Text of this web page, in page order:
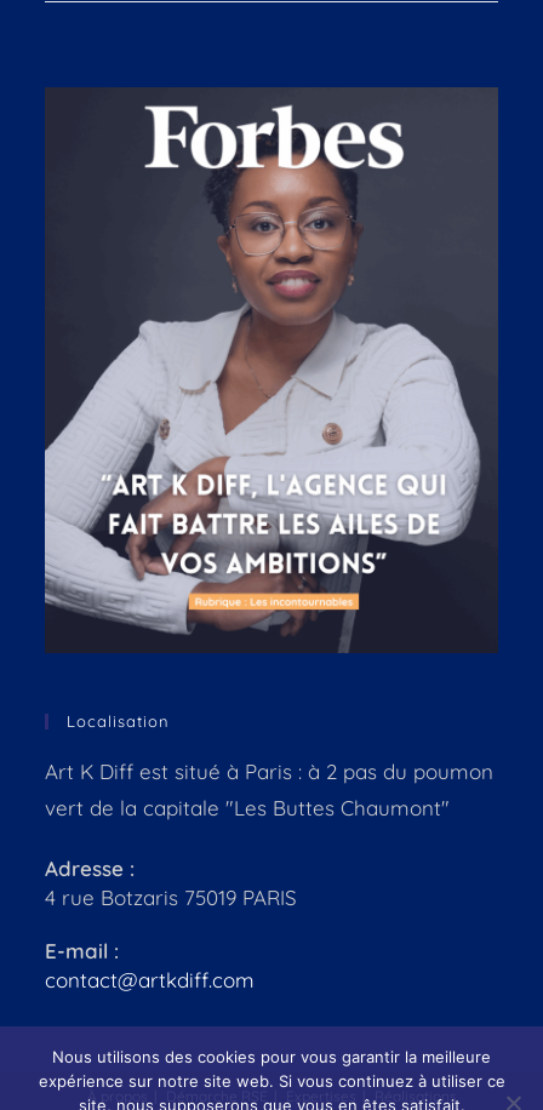
Localisation
Art K Diff est situé à Paris : à 2 pas du poumon
vert de la capitale "Les Buttes Chaumont"
Adresse :
4 rue Botzaris 75019 PARIS
E-mail :
contact@artkdiff.com
À propos Démarche RSE Expertises Réalisations
Nous utilisons des cookies pour vous garantir la meilleure
expérience sur notre site web. Si vous continuez à utiliser ce
site, nous supposerons que vous en êtes satisfait.